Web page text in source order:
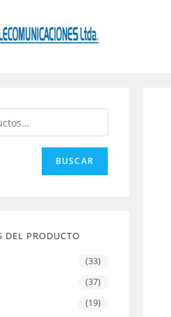
BUSCAR
DEL PRODUCTO
(33)
(37)
(19)